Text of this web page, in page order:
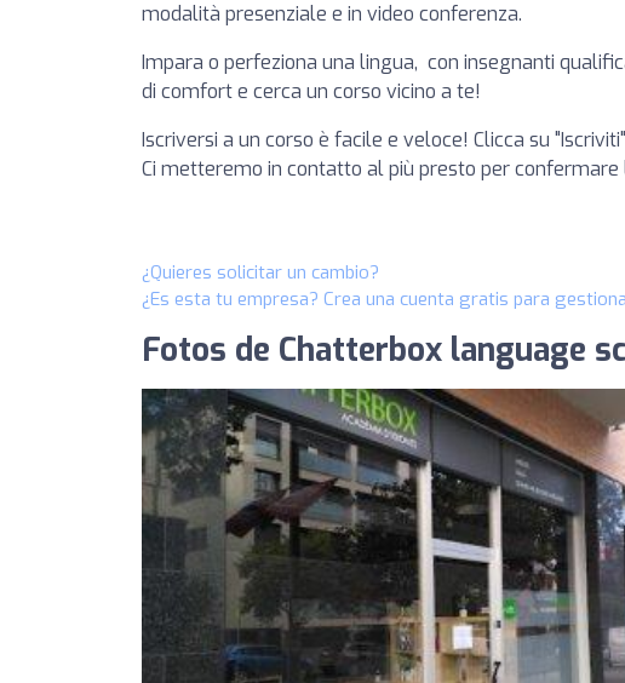
modalità presenziale e in video conferenza.
Impara o perfeziona una lingua, con insegnanti
di comfort e cerca un corso vicino a te! ​
Iscriversi a un corso è facile e veloce! Clicca su
Ci metteremo in contatto al più presto per
¿Quieres solicitar un cambio?
¿Es esta tu empresa? Crea una cuenta gratis para
Fotos de Chatterbox language